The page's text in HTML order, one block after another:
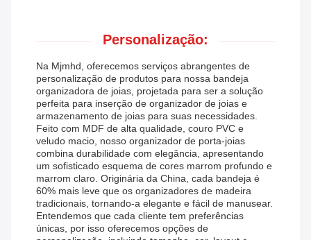
Personalização:
Na Mjmhd, oferecemos serviços abrangentes de
personalização de produtos para nossa bandeja
organizadora de joias, projetada para ser a solução
perfeita para inserção de organizador de joias e
armazenamento de joias para suas necessidades.
Feito com MDF de alta qualidade, couro PVC e
veludo macio, nosso organizador de porta-joias
combina durabilidade com elegância, apresentando
um sofisticado esquema de cores marrom profundo e
marrom claro. Originária da China, cada bandeja é
60% mais leve que os organizadores de madeira
tradicionais, tornando-a elegante e fácil de manusear.
Entendemos que cada cliente tem preferências
únicas, por isso oferecemos opções de